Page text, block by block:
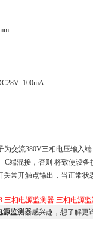
100mA
为交流380V三相电压输入
端混接，否则 将致使设备
常开触点输出，当正常状
三相电源监测器 三相电源
源监测器感兴趣，想了解更